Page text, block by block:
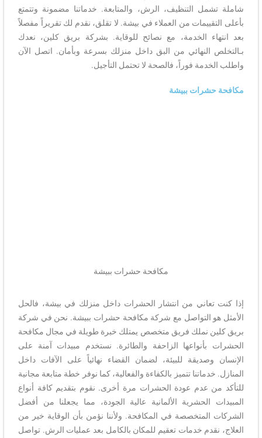
شاملة تشمل التنظيف، الرش، والمتابعة. خدماتنا مضمونة وتتمتع
بأعلى التقييمات من العملاء في بيشة. لا تقلق، نقدم لك تقريراً مفصلاً
بعد انتهاء الخدمة، مع نصائح للوقاية. بشركة بريق كلين، نعدك
بـالتخلص النهائي من البق داخل منزلك بسرعة وبأمان. اتصل الآن
واطلب الخدمة فوراً، فالصحة لا تحتمل التأجيل.
مكافحة حشرات ببيشة
مكافحة حشرات ببيشة
إذا كنت تعاني من انتشار الحشرات داخل منزلك في بيشة، فالحل
الأمثل هو التواصل مع شركة مكافحة حشرات ببيشة. نحن في شركة
بريق كلين نملك فريق متخصص يمتلك خبرة طويلة في مجال مكافحة
الحشرات بأنواعها الزاحفة والطائرة. نستخدم مبيدات آمنة على
الإنسان وصديقة للبيئة، لضمان القضاء نهائياً على الآفات داخل
المنازل. خدماتنا تتميز بالكفاءة والفعالية، كما نوفر خطة متابعة مجانية
للتأكد من عدم عودة الحشرات مرة أخرى. نقوم بتقديم كافة أنواع
المبيدات الحشرية الألمانية عالية الجودة، مما يجعلنا من أفضل
الشركات المتخصصة في المكافحة. ولأننا نؤمن بأن الوقاية خير من
العلاج، نقدم خدمات تعقيم للمكان بالكامل بعد عمليات الرش. تواصل